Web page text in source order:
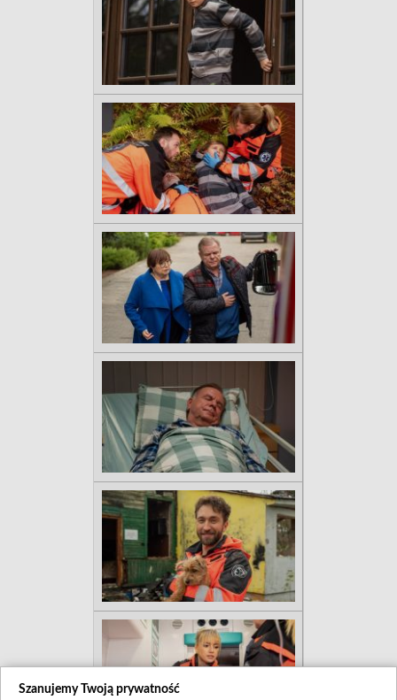
Szanujemy Twoją prywatność